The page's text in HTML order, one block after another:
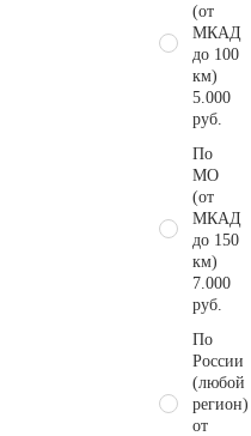
(от
МКАД
до 100
км)
5.000
руб.
По
МО
(от
МКАД
до 150
км)
7.000
руб.
По
России
(любой
регион)
от